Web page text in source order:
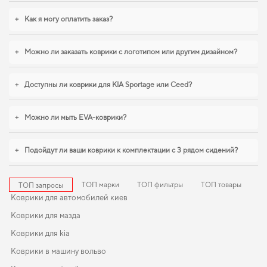
дополнят оснащение салона. Продолжим работать для вашего комфорта и
предлагать товары, которым можно доверять каждый день.
+ Как я могу оплатить заказ?
+ Можно ли заказать коврики с логотипом или другим дизайном?
+ Доступны ли коврики для KIA Sportage или Ceed?
+ Можно ли мыть EVA-коврики?
+ Подойдут ли ваши коврики к комплектации с 3 рядом сидений?
ТОП запросы ТОП марки ТОП фильтры ТОП товары
Коврики для автомобилей киев
Коврики для мазда
Коврики для kia
Коврики в машину вольво